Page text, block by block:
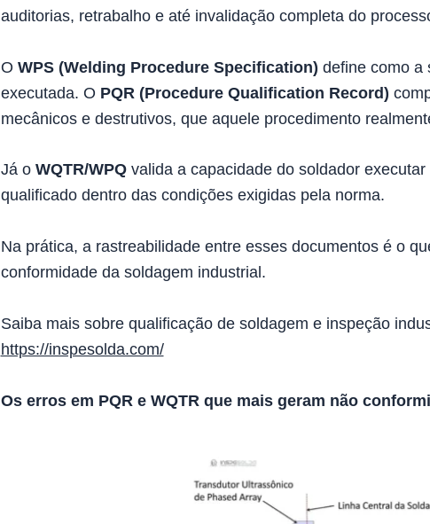
auditorias, retrabalho e até invalidação completa do
O WPS (Welding Procedure Specification) define como a
executada. O PQR (Procedure Qualification Record)
mecânicos e destrutivos, que aquele procedimento
Já o WQTR/WPQvalida a capacidade do soldador executar
qualificado dentro das condições exigidas pela norma.
Na prática, a rastreabilidade entre esses documentos é o
conformidade da soldagem industrial.
Saiba mais sobre qualificação de soldagem e inspeção
https://inspesolda.com/
Os erros em PQR e WQTR que mais geram não